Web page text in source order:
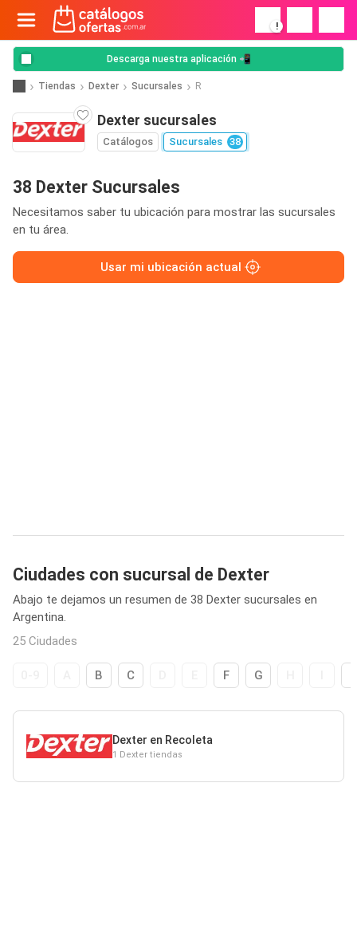
!
Descarga nuestra aplicación 📲
Tiendas Dexter Sucursales R
Dexter sucursales
Catálogos Sucursales 38
38 Dexter Sucursales
Necesitamos saber tu ubicación para mostrar las sucursales
en tu área.
Usar mi ubicación actual
Ciudades con sucursal de Dexter
Abajo te dejamos un resumen de 38 Dexter sucursales en
Argentina.
25 Ciudades
B C F G
Dexter en Recoleta
1 Dexter tiendas